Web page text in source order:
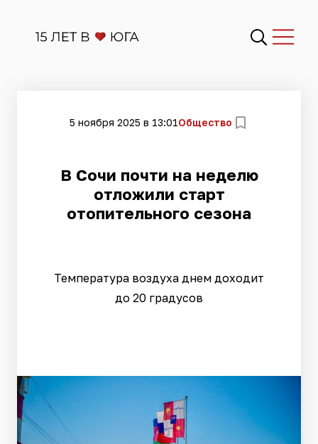
5 ноября 2025 в 13:01Общество
В Сочи почти на неделю
отложили старт
отопительного сезона
Температура воздуха днем доходит
до 20 градусов